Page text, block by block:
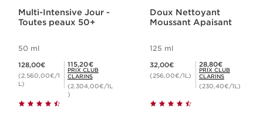
Multi-Intensive Jour -
Toutes peaux 50+
50 ml
128,00€
(2.560,00€/1
L)
Prix Club Clarins 115,20€
115,20€
PRIX CLUB
CLARINS
(2.304,00€/1L
)
Doux Nettoyant
Moussant Apaisant
125 ml
32,00€
(256,00€/1L)
Prix Club Clarins 28,80€
28,80€
PRIX CLUB
CLARINS
(230,40€/1L)